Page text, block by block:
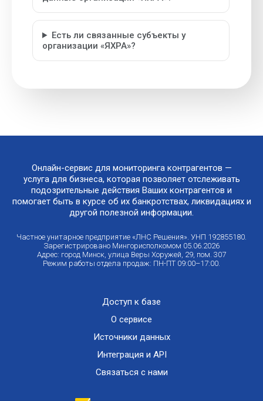
Есть ли связанные субъекты у
организации «ЯХРА»?
Онлайн-сервис для мониторинга контрагентов —
услуга для бизнеса, которая позволяет отслеживать
подозрительные действия Ваших контрагентов и
помогает быть в курсе об их банкротствах, ликвидациях и
другой полезной информации.
Частное унитарное предприятие «ЛНС Решения». УНП 192855180.
Зарегистрировано Мингорисполкомом 05.06.2026
Адрес: город Минск, улица Веры Хоружей, 29, пом. 307
Режим работы отдела продаж: ПН-ПТ 09:00–17:00.
Доступ к базе
О сервисе
Источники данных
Интеграция и API
Связаться с нами